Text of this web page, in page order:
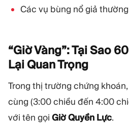
Các vụ bùng nổ giả
“Giờ Vàng”: Tại Sao
Lại QuanTrọng
Trong thị trường chứng
cùng (3:00 chiều đến 4:00
với tên gọi Giờ Quyền Lực.